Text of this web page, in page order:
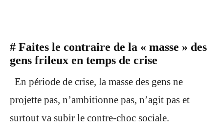
# Faites le contraire de la « masse » des
gens frileux en temps de crise
En période de crise, la masse des gens ne
projette pas, n’ambitionne pas, n’agit pas et
surtout va subir le contre-choc sociale.